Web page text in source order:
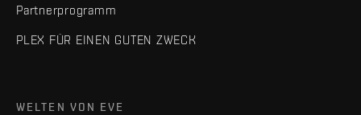
Partnerprogramm
PLEX FÜR EINEN GUTEN ZWECK
WELTEN VON EVE